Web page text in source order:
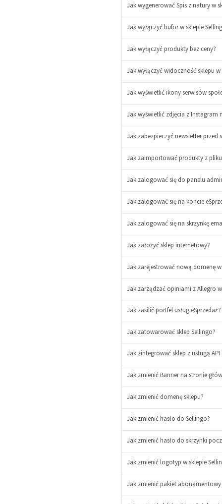
+
Jak wygenerować Spis z natury w
Jak wyłączyć bufor w sklepie
Jak wyłączyć produkty bez ceny?
Jak wyłączyć widoczność sklepu
Jak wyświetlić ikony serwisów
Jak wyświetlić zdjęcia z Instagram
Jak zabezpieczyć newsletter przed
Jak zaimportować produkty z
Jak zalogować się do panelu
Jak zalogować się na koncie
Jak zalogować się na skrzynkę
Jak założyć sklep internetowy?
Jak zarejestrować nową domenę w
Jak zarządzać opiniami z Allegro
+
Jak zasilić portfel usług
Jak zatowarować sklep Sellingo?
+
Jak zintegrować sklep z usługą
Jak zmienić Banner na stronie
Jak zmienić domenę sklepu?
Jak zmienić hasło do Sellingo?
Jak zmienić hasło do skrzynki
Jak zmienić logotyp w sklepie
Jak zmienić pakiet abonamentowy